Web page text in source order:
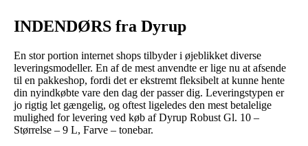
INDENDØRS fra Dyrup
En stor portion internet shops tilbyder i øjeblikket diverse
leveringsmodeller. En af de mest anvendte er lige nu at afsende
til en pakkeshop, fordi det er ekstremt fleksibelt at kunne hente
din nyindkøbte vare den dag der passer dig. Leveringstypen er
jo rigtig let gængelig, og oftest ligeledes den mest betalelige
mulighed for levering ved køb af Dyrup Robust Gl. 10 –
Størrelse – 9 L, Farve – tonebar.